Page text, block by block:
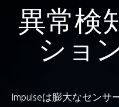
異常検
ショ
Impulseは膨大なセン